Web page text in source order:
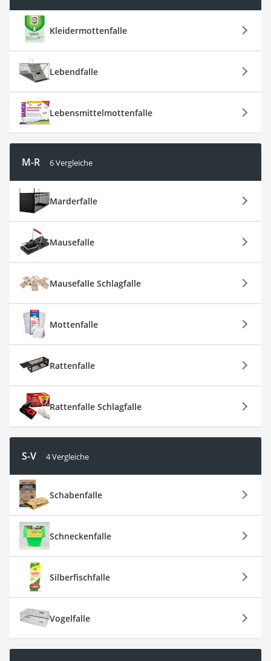
Kleidermottenfalle
Lebendfalle
Lebensmittelmottenfalle
M-R 6 Vergleiche
Marderfalle
Mausefalle
Mausefalle Schlagfalle
Mottenfalle
Rattenfalle
Rattenfalle Schlagfalle
S-V 4 Vergleiche
Schabenfalle
Schneckenfalle
Silberfischfalle
Vogelfalle